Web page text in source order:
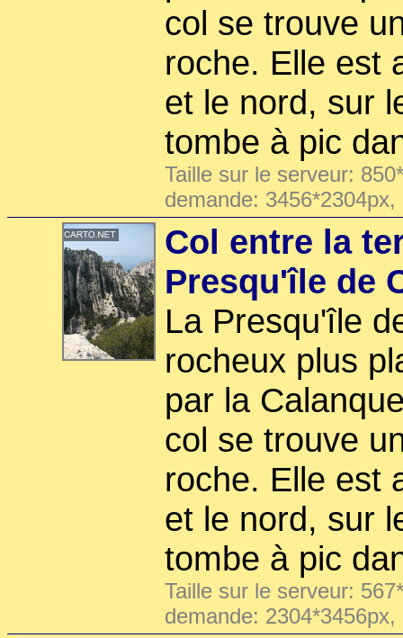
col se trouve
roche. Elle est
et le nord, sur
tombe à pic
Taille sur le serveur:
demande:
Col entre la
Presqu'île de
La Presqu'île
rocheux plus
par la
col se trouve
roche. Elle est
et le nord, sur
tombe à pic
Taille sur le serveur:
demande: